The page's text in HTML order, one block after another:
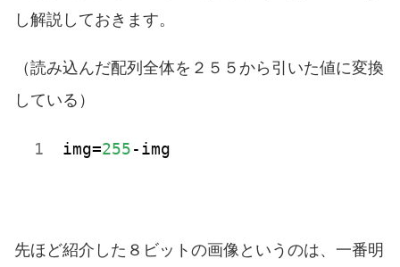
し解説しておきます。
（読み込んだ配列全体を２５５から引いた値に変換
している）
img=255-img
先ほど紹介した８ビットの画像というのは、一番明